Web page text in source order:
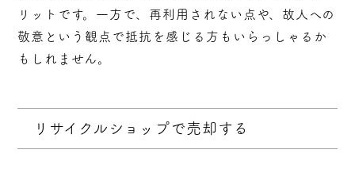
リットです。一方で、再利用されない点や、故人への
敬意という観点で抵抗を感じる方もいらっしゃるか
もしれません。
リサイクルショップで売却する